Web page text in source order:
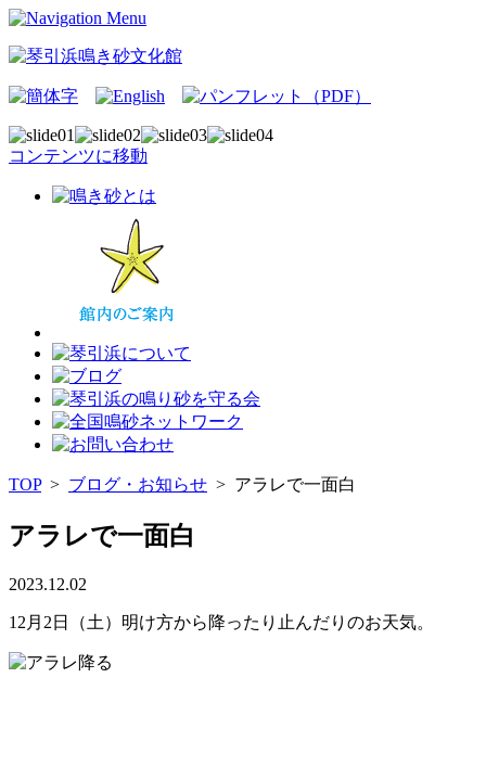
コンテンツに移動
TOP> ブログ・お知らせ > アラレで一面白
アラレで一面白
2023.12.02
12月2日（土）明け方から降ったり止んだりのお天気。